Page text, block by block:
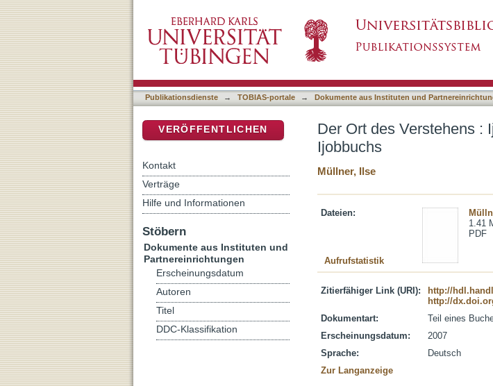
Publikationsdienste → TOBIAS-portale → Dokumente aus Instituten und
Der Ort des Verstehens :
Ijobbuchs
Müllner, Ilse
Dateien:
1.41
PDF
Aufrufstatistik
Zitierfähiger Link (URI):
http://
http://
Dokumentart:
Teil eines
Erscheinungsdatum:
2007
Sprache:
Deutsch
Zur Langanzeige
VERÖFFENTLICHEN
Kontakt
Verträge
Hilfe und Informationen
Stöbern
Dokumente aus Instituten und
Partnereinrichtungen
Erscheinungsdatum
Autoren
Titel
DDC-Klassifikation